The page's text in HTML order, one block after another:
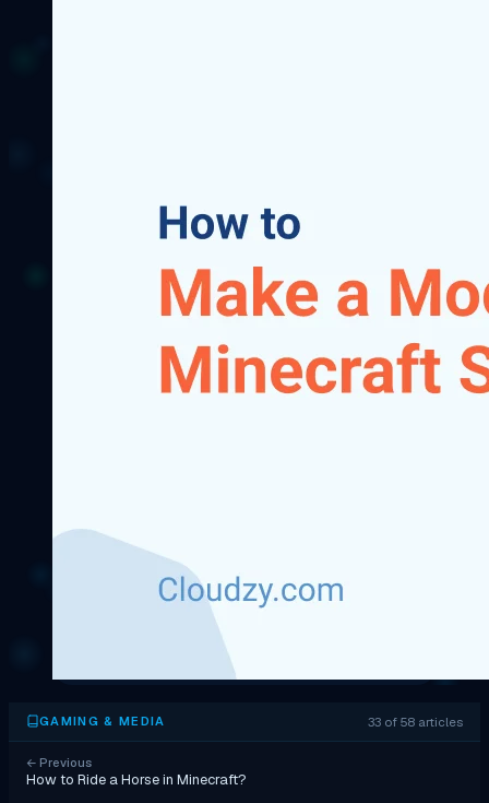
GAMING & MEDIA 33 of 58 articles
← Previous
How to Ride a Horse in Minecraft?